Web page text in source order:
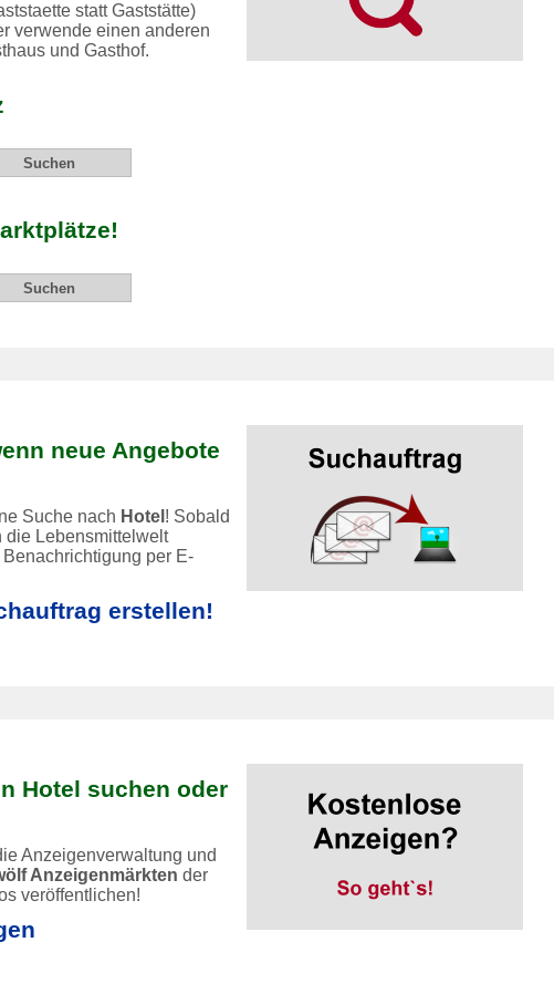
statt Gaststätte)
verwende einen anderen
und Gasthof.
neue Angebote
Suche nach Hotel ! Sobald
die Lebensmittelwelt
per E-
erstellen!
Hotel suchen oder
Anzeigenverwaltung und
Anzeigenmärkten der
veröffentlichen!